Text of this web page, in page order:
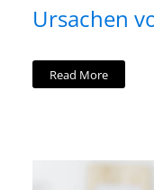
Ursachen
Read More